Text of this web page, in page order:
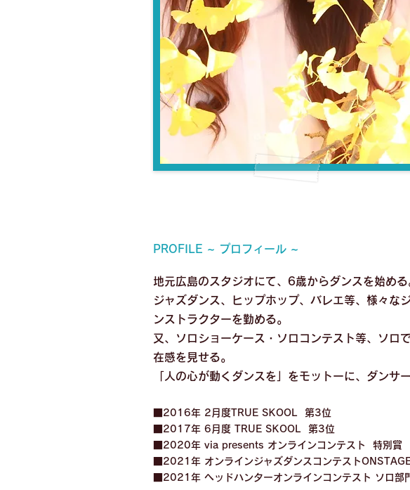
PROFILE ~ プロフィール ~
地元広島のスタジオにて、6歳からダンスを始める
ジャズダンス、ヒップホップ、バレエ等、様々な
ンストラクターを勤める。
又、ソロショーケース・ソロコンテスト等、ソロ
在感を見せる。
「人の心が動くダンスを」をモットーに、ダンサ
■2016年 2月度TRUE SKOOL 第3位
■2017年 6月度 TRUE SKOOL 第3位
■2020年 via presents オンラインコンテスト 特別賞
■2021年 オンラインジャズダンスコンテスト
■2021年 ヘッドハンターオンラインコンテスト ソロ部